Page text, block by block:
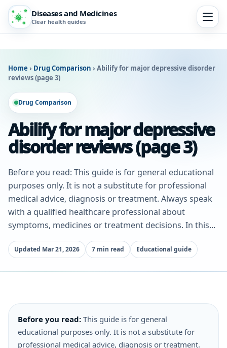
Diseases and Medicines
Clear health guides
Home › Drug Comparison › Abilify for major depressive disorder
reviews (page 3)
Drug Comparison
Abilify for major depressive
disorder reviews (page 3)
Before you read: This guide is for general educational
purposes only. It is not a substitute for professional
medical advice, diagnosis or treatment. Always speak
with a qualified healthcare professional about
symptoms, medicines or treatment decisions. In this...
Updated Mar 21, 2026 7 min read Educational guide
Before you read: This guide is for general
educational purposes only. It is not a substitute for
professional medical advice, diagnosis or treatment.